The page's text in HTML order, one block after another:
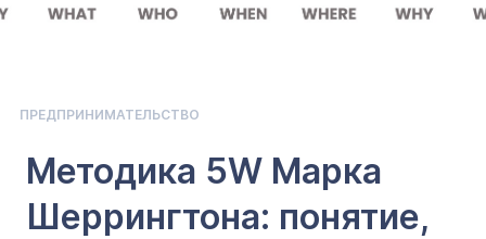
ПРЕДПРИНИМАТЕЛЬСТВО
Методика 5W Марка
Шеррингтона: понятие,